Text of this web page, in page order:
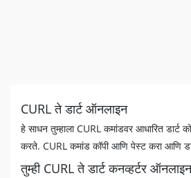
CURL ते डार्ट ऑनलाइन
हे साधन तुम्हाला CURL कमांडवर आधारित डार्ट
करते. CURL कमांड कॉपी आणि पेस्ट करा आणि
तुम्ही CURL ते डार्ट कनव्हर्टर